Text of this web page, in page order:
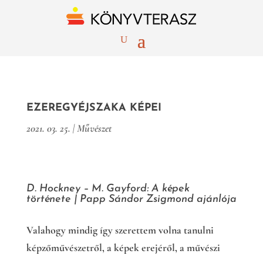
EZEREGYÉJSZAKA KÉPEI
2021. 03. 25. |Művészet
D. Hockney – M. Gayford: A képek
története | Papp Sándor Zsigmond ajánlója
Valahogy mindig így szerettem volna tanulni
képzőművészetről, a képek erejéről, a művészi